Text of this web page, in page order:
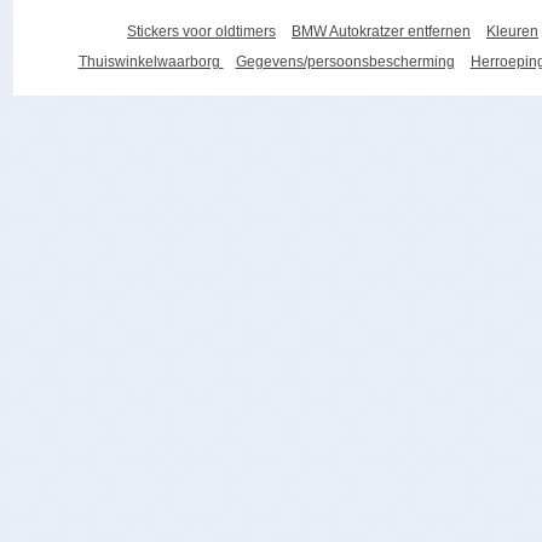
Stickers voor oldtimers BMW Autokratzer entfernen
Kleuren
Thuiswinkelwaarborg
Gegevens/persoonsbescherming